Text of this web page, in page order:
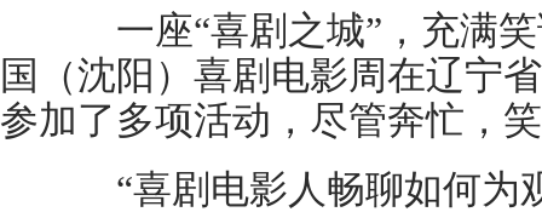
一座“喜剧之城”，充满笑
国（沈阳）喜剧电影周在辽宁
参加了多项活动，尽管奔忙，
“喜剧电影人畅聊如何为